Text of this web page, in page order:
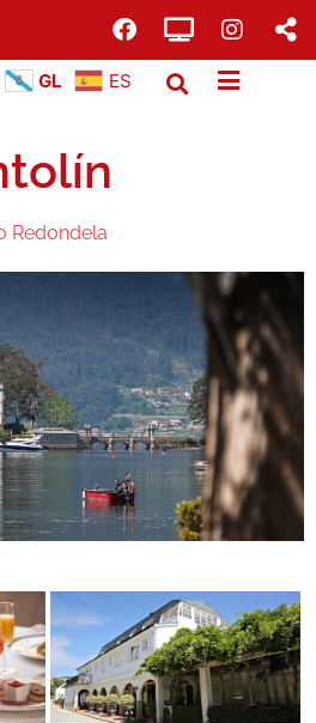
GL ES
Redondela